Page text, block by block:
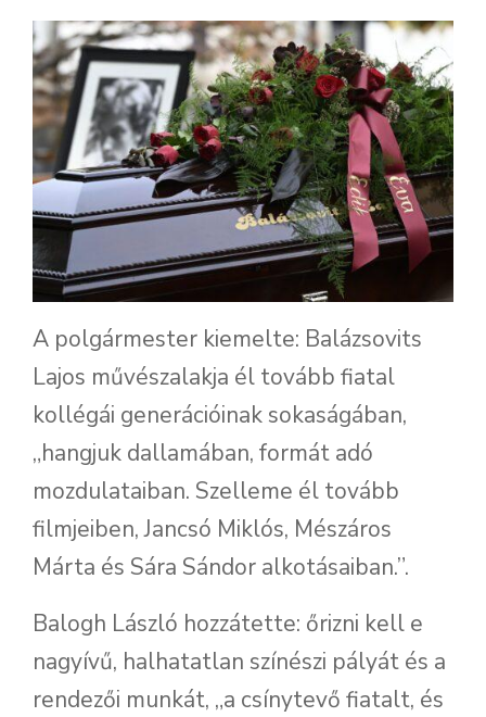
A polgármester kiemelte: Balázsovits
Lajos művészalakja él tovább fiatal
kollégái generációinak sokaságában,
„hangjuk dallamában, formát adó
mozdulataiban. Szelleme él tovább
filmjeiben, Jancsó Miklós, Mészáros
Márta és Sára Sándor alkotásaiban.”.
Balogh László hozzátette: őrizni kell e
nagyívű, halhatatlan színészi pályát és a
rendezői munkát, „a csínytevő fiatalt, és